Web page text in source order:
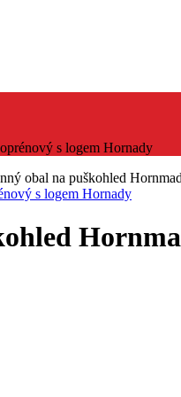
s logem Hornady
obal na puškohled